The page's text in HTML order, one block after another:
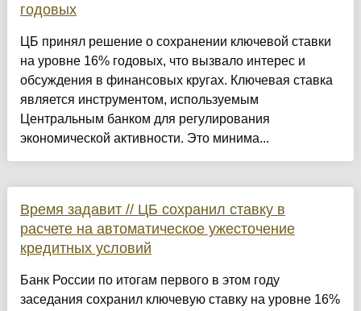
годовых
ЦБ принял решение о сохранении ключевой ставки
на уровне 16% годовых, что вызвало интерес и
обсуждения в финансовых кругах. Ключевая ставка
является инструментом, используемым
Центральным банком для регулирования
экономической активности. Это минима...
Время задавит // ЦБ сохранил ставку в
расчете на автоматическое ужесточение
кредитных условий
Банк России по итогам первого в этом году
заседания сохранил ключевую ставку на уровне 16%